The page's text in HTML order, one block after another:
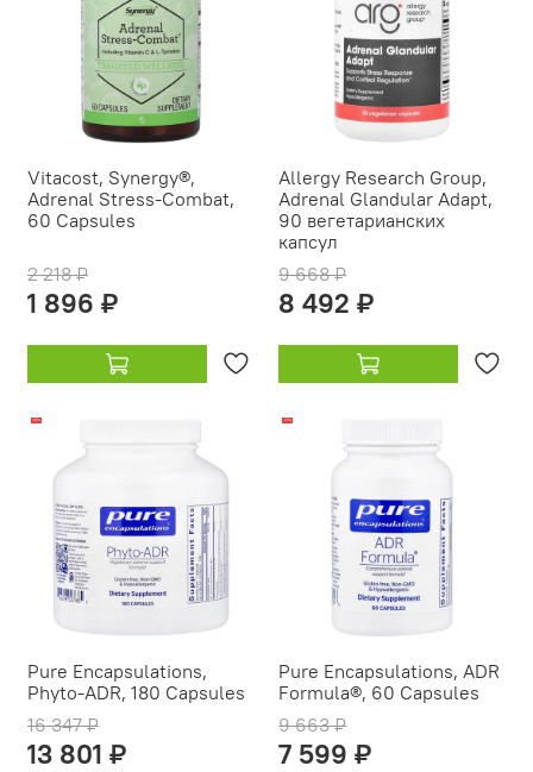
Vitacost, Synergy®,
Adrenal Stress-Combat,
60 Capsules
2 218 ₽
1 896 ₽
Allergy Research Group,
Adrenal Glandular Adapt,
90 вегетарианских
капсул
9 668 ₽
8 492 ₽
-16%
Pure Encapsulations,
Phyto-ADR, 180 Capsules
16 347 ₽
13 801 ₽
-21%
Pure Encapsulations, ADR
Formula®, 60 Capsules
9 663 ₽
7 599 ₽